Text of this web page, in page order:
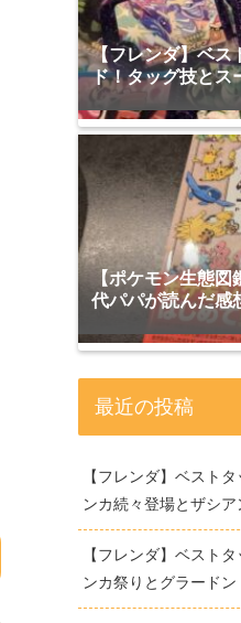
【フレンダ】ベス
ド！タッグ技とス
【ポケモン生態
代パパが読んだ感
最近の投稿
【フレンダ】ベスト
ンカ続々登場とザシ
【フレンダ】ベスト
ンカ祭りとグラード